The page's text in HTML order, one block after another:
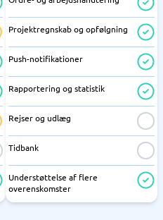
Projektregnskab og opfølgning
Push-notifikationer
Rapportering og statistik
Rejser og udlæg
Tidbank
Understøttelse af flere
overenskomster